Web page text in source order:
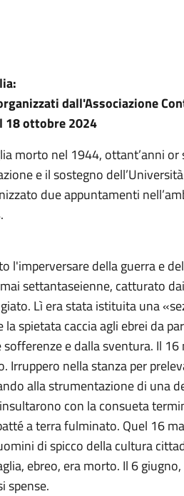
dall'Associazione
18 ottobre 2024
morto nel 1944, ottant’anni or
e il sostegno
due appuntamenti
l'imperversare della guerra e
settantaseienne, catturato
Lì era stata istituita una
spietata caccia agli ebrei da
e dalla sventura. Il 16
Irruppero nella stanza per
alla strumentazione di una
con la consueta
a terra fulminato. Quel 16
di spicco della cultura
ebreo, era morto. Il 6
spense.